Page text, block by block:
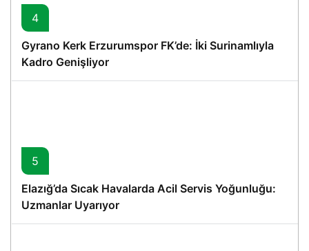
4
Gyrano Kerk Erzurumspor FK’de: İki Surinamlıyla
Kadro Genişliyor
5
Elazığ’da Sıcak Havalarda Acil Servis Yoğunluğu:
Uzmanlar Uyarıyor